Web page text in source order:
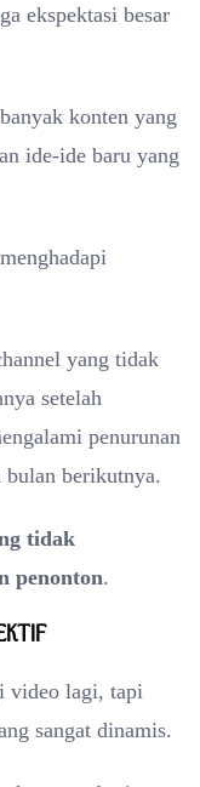
ekspektasi besar
konten yang
ide-ide baru yang
yang tidak
setelah
penurunan
bulan berikutnya.
tidak
penonton.
video lagi, tapi
sangat dinamis.